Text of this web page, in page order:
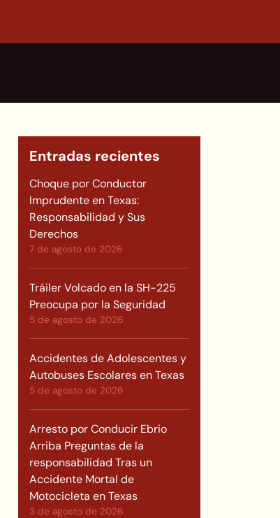
Entradas recientes
Choque por Conductor
Imprudente en Texas:
Responsabilidad y Sus
Derechos
7 de agosto de 2026
Tráiler Volcado en la SH-225
Preocupa por la Seguridad
5 de agosto de 2026
Accidentes de Adolescentes y
Autobuses Escolares en Texas
5 de agosto de 2026
Arresto por Conducir Ebrio
Arriba Preguntas de la
responsabilidad Tras un
Accidente Mortal de
Motocicleta en Texas
3 de agosto de 2026